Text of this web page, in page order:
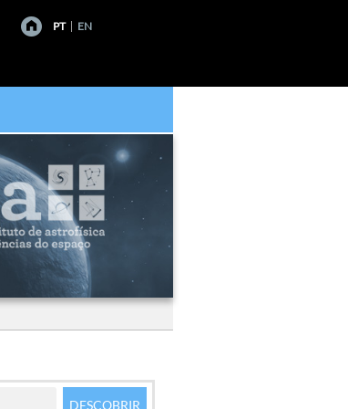
PT EN